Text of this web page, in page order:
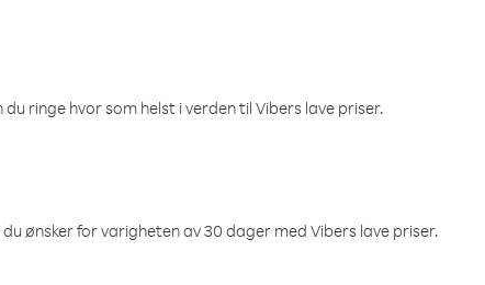
ringe hvor som helst i verden til Vibers lave priser.
ønsker for varigheten av 30 dager med Vibers lave priser.